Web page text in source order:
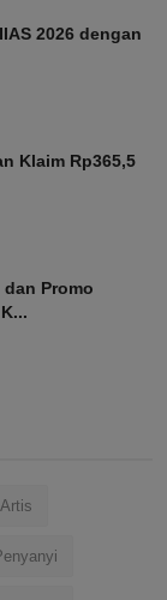
2026 dengan
Klaim Rp365,5
dan Promo